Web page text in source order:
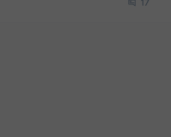
17